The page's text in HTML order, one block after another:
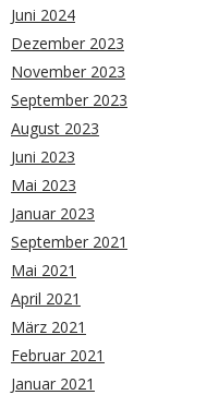
Juni 2024
Dezember 2023
November 2023
September 2023
August 2023
Juni 2023
Mai 2023
Januar 2023
September 2021
Mai 2021
April 2021
März 2021
Februar 2021
Januar 2021